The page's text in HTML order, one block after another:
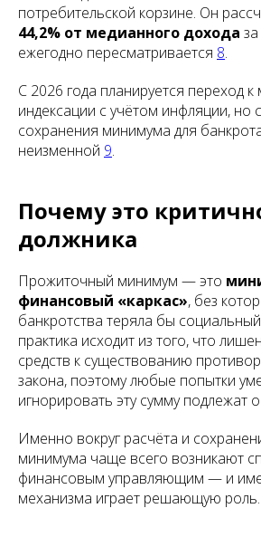
потребительской корзине. Он
44,2% от медианного дохода
ежегодно пересматривается 8.
С 2026 года планируется переход к
индексации с учётом инфляции, но
сохранения минимума для
неизменной 9.
Почему это
должника
Прожиточный минимум — это
финансовый «каркас», без
банкротства теряла бы
практика исходит из того, что
средств к существованию
закона, поэтому любые попытки
игнорировать эту сумму подлежат
Именно вокруг расчёта и
минимума чаще всего возникают
финансовым управляющим — и
механизма играет решающую роль.